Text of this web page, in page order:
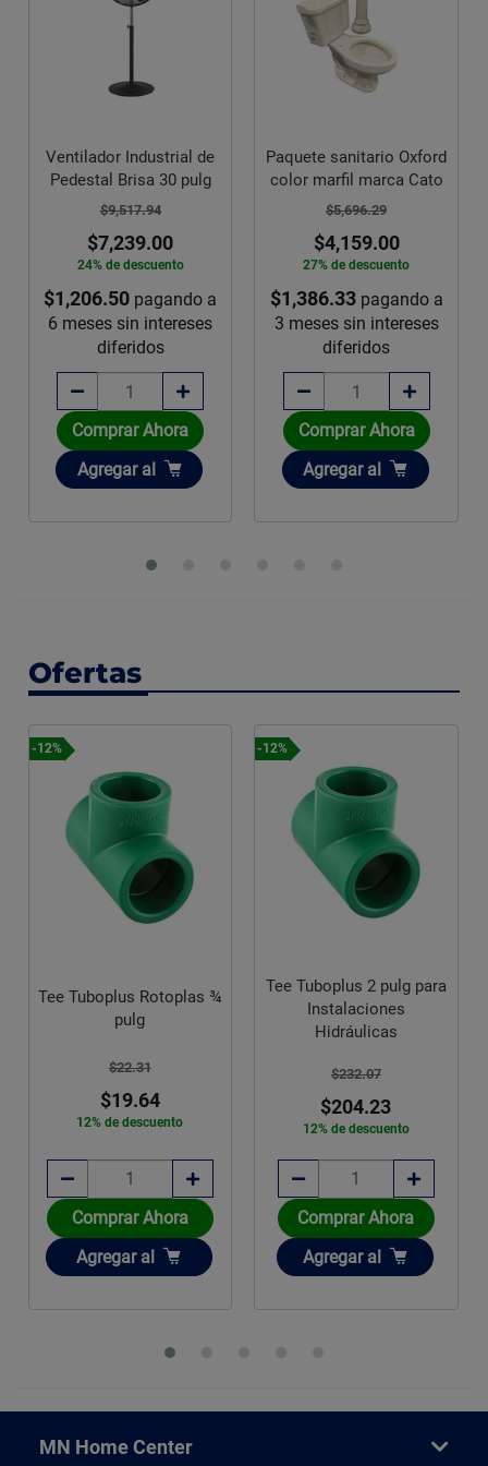
Ventilador Industrial de
Pedestal Brisa 30 pulg
$9,517.94
$7,239.00
24% de descuento
$1,206.50 pagando a
6 meses sin intereses
diferidos
Comprar Ahora
Añadir
Agregar al
Paquete sanitario Oxford
color marfil marca Cato
$5,696.29
$4,159.00
27% de descuento
$1,386.33pagando a
3 meses sin intereses
diferidos
Comprar Ahora
Añadir
Agregar al
Ofertas
-12%
Tee Tuboplus Rotoplas ¾
pulg
$22.31
$19.64
12% de descuento
Comprar Ahora
Añadir
Agregar al
-12%
Tee Tuboplus 2 pulg para
Instalaciones
Hidráulicas
$232.07
$204.23
12% de descuento
Comprar Ahora
Añadir
Agregar al
MN Home Center